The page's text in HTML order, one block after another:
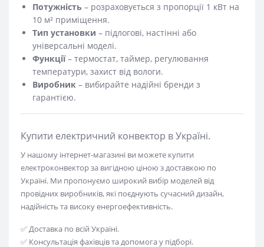
Потужність – розраховується з пропорції 1 кВт на
10 м² приміщення.
Тип установки – підлогові, настінні або
універсальні моделі.
Функції– термостат, таймер, регулювання
температури, захист від вологи.
Виробник – вибирайте надійні бренди з
гарантією.
Купити електричний конвектор в Україні.
У нашому інтернет-магазині ви можете купити
електроконвектор за вигідною ціною з доставкою по
Україні. Ми пропонуємо широкий вибір моделей від
провідних виробників, які поєднують сучасний дизайн,
надійність та високу енергоефективність.
✅ Доставка по всій Україні.
✅ Консультація фахівців та допомога у підборі.